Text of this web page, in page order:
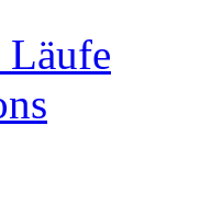
Läufe